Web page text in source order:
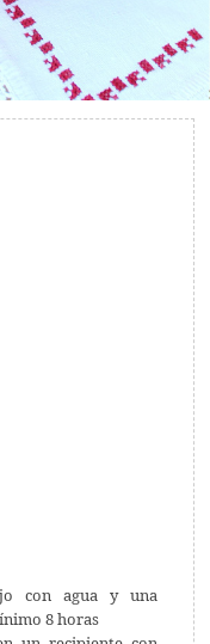
con agua y una
8 horas